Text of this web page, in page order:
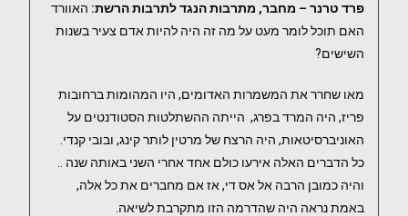
פרד טרנר – מחבר, מתרבות הנגד לתרבות הרשת: האוורד
האם תוכל לומר מעט על מה זה היה להיות אדם צעיר בשנות
השישים?
מאו שחרר את המשמרות האדומים, היו המהומות ברחובות
פריז, היה המרד בפרג, הייתה ההשתלטות הסטודנטים על
האוניברסיטאות, היה הרצח של מרטין לותר קינג, ובובי קנדי.
כל הדברים האלה אירעו כולם אחד אחרי השני באותה שנה ..
והיה כמובן הרבה אל אס די, אז אם מחברים את כל אלה,
באמת נראה היה שהדרמה הזו מתקרבת לשיאה.